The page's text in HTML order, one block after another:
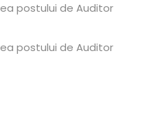
postului de Auditor
postului de Auditor